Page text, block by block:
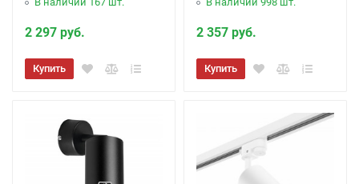
2 297 руб.
Купить
2 357 руб.
Купить